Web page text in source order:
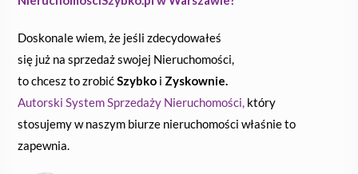
Doskonale wiem, że jeśli zdecydowałeś
się już na sprzedaż swojej Nieruchomości,
to chcesz to zrobićSzybko i Zyskownie.
Autorski System Sprzedaży Nieruchomości, który
stosujemy w naszym biurze nieruchomości właśnie to
zapewnia.